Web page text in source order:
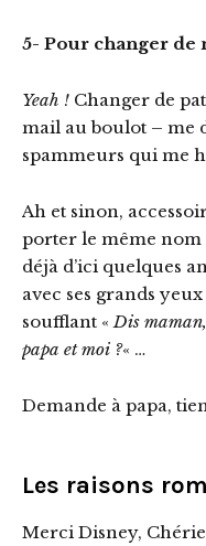
5- Pour changer de
Yeah ! Changer de
mail au boulot – me
spammeurs qui me
Ah et sinon,
porter le même nom
déjà d’ici quelques
avec ses grands
soufflant «Dis
papa et moi ?« …
Demande à papa,
Les raisons
Merci Disney,